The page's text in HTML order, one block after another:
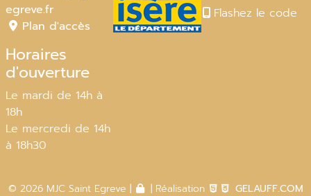
egreve.fr
Plan d'accès
Horaires
d'ouverture
Le mardi de 14h à
18h
Le mercredi de 14h
à 18h30
Flashez le code
© 2026 MJC Saint Egreve | | Réalisation GELAUFF.COM